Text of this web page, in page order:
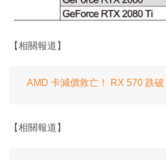
【相關報道】
AMD 卡減價救亡！ RX 570 跌
【相關報道】